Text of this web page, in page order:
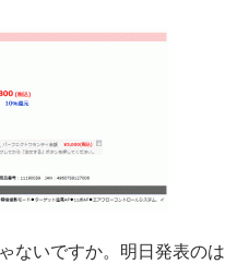
ないですか。明日発表のは